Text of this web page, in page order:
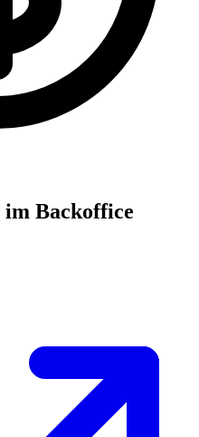
im Backoffice